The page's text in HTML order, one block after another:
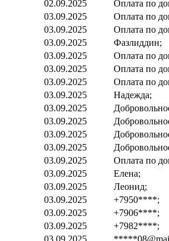
02.09.2025
Оплата по
03.09.2025
Оплата по
03.09.2025
Оплата по
03.09.2025
Фазлиддин;
03.09.2025
Оплата по
03.09.2025
Оплата по
03.09.2025
Оплата по
03.09.2025
Надежда;
03.09.2025
03.09.2025
03.09.2025
03.09.2025
03.09.2025
Оплата по
03.09.2025
Елена;
03.09.2025
Леонид;
03.09.2025
+7950****;
03.09.2025
+7906****;
03.09.2025
+7982****;
03.09.2025